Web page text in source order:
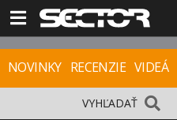
NOVINKY RECENZIE VIDEÁ
VYHĽADAŤ